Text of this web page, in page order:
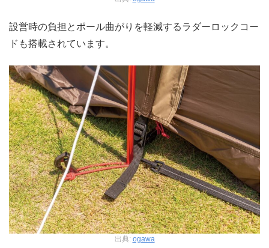
設営時の負担とポール曲がりを軽減するラダーロックコー
ドも搭載されています。
出典: ogawa